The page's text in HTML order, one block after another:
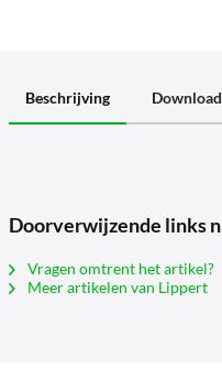
Beschrijving
Doorverwijzende links
Vragen omtrent het artikel?
Meer artikelen van Lippert